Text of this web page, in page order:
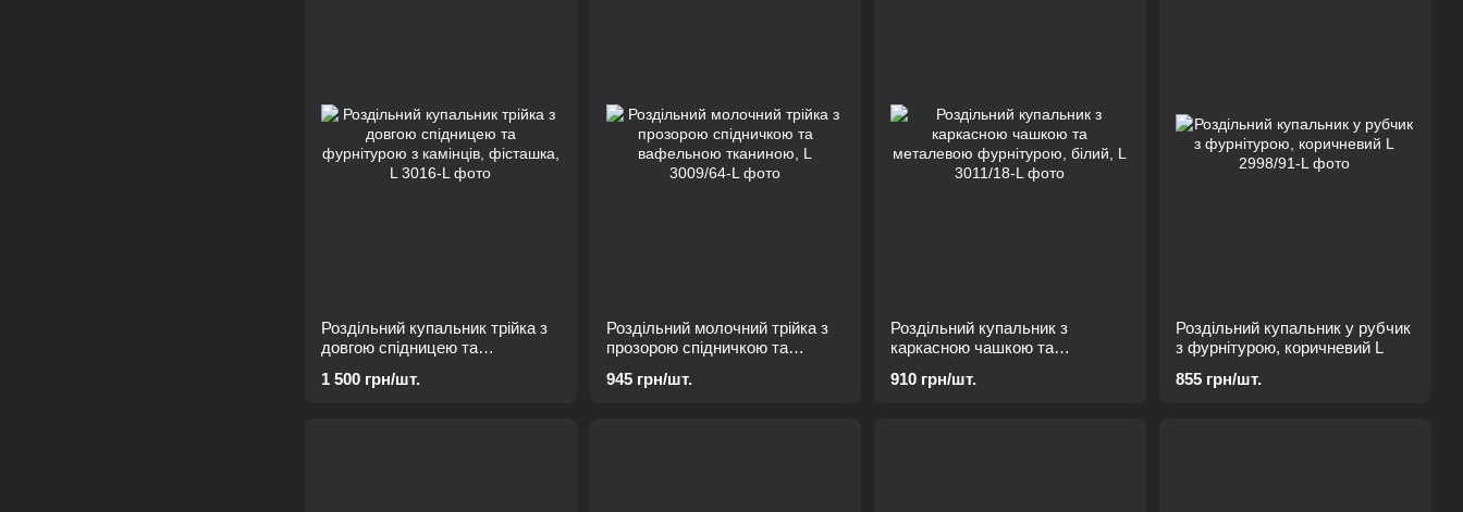
Роздільний купальник трійка з
довгою спідницею та
фісташка, L
1 500 грн/шт.
Роздільний молочний трійка з
прозорою спідничкою та
945 грн/шт.
Роздільний купальник з
каркасною чашкою та
L
910 грн/шт.
Роздільний купальник у рубчик
з фурнітурою, коричневий L
855 грн/шт.